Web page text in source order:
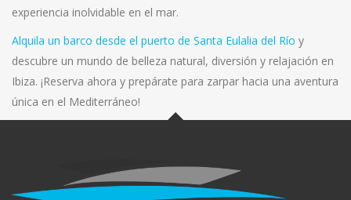
experiencia inolvidable en el mar.
Alquila un barco desde el puerto de Santa Eulalia del Río y
descubre un mundo de belleza natural, diversión y relajación en
Ibiza. ¡Reserva ahora y prepárate para zarpar hacia una aventura
única en el Mediterráneo!